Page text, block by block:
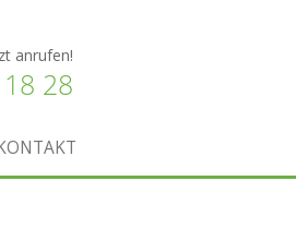
anrufen!
28